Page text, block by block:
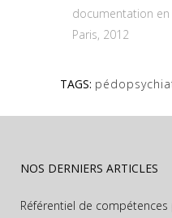
documentation
Paris, 2012
TAGS:
NOS DERNIERS ARTICLES
Référentiel de